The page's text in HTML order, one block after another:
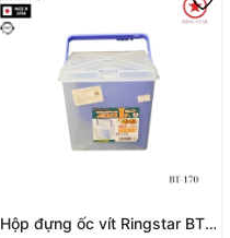
Hộp đựng ốc vít Ringstar BT-